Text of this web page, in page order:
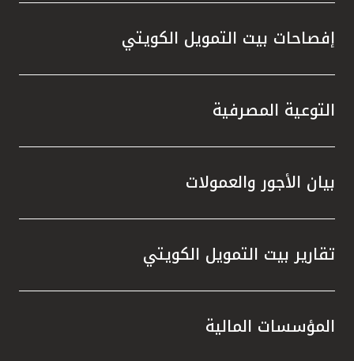
إفصاحات بيت التمويل الكويتي
التوعية المصرفية
بيان الأجور والعمولات
تقارير بيت التمويل الكويتي
المؤسسات المالية